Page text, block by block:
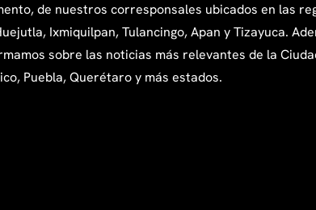
de nuestros corresponsales ubicados en las
Ixmiquilpan, Tulancingo, Apan y Tizayuca.
sobre las noticias más relevantes de la
Puebla, Querétaro y más estados.